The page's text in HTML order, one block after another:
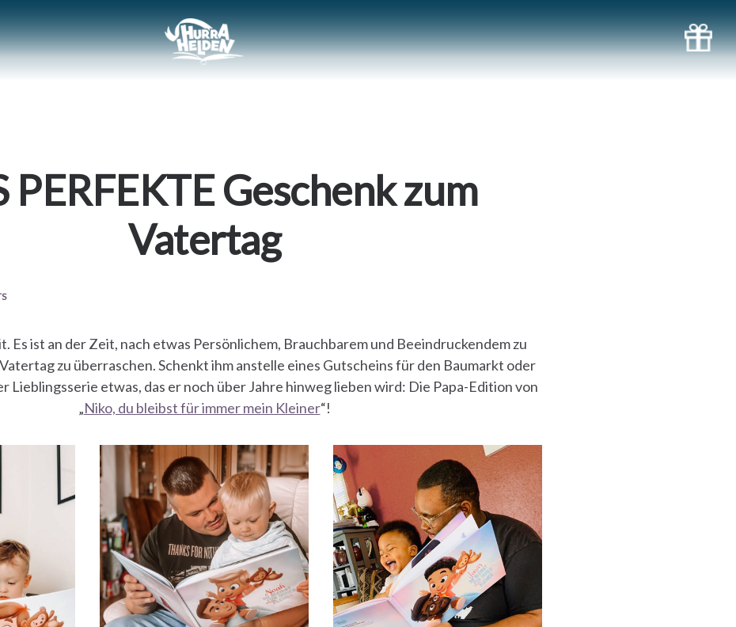
PERFEKTE Geschenk zum
Vatertag
Es ist an der Zeit, nach etwas Persönlichem, Brauchbarem und Beeindruckendem zu
Vatertag zu überraschen. Schenkt ihm anstelle eines Gutscheins für den Baumarkt oder
Lieblingsserie etwas, das er noch über Jahre hinweg lieben wird: Die Papa-Edition von
„Niko, du bleibst für immer mein Kleiner“!